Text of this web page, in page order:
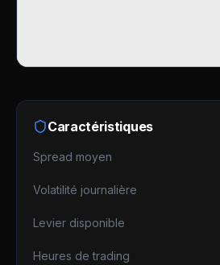
Caractéristiques
Spread moyen
Volatilité journalière
Levier disponible
Heures de trading